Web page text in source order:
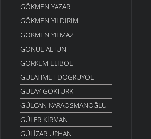
GÖKMEN YAZAR
GÖKMEN YILDIRIM
GÖKMEN YILMAZ
GÖNÜL ALTUN
GÖRKEM ELIBOL
GÜLAHMET DOGRUYOL
GÜLAY GÖKTÜRK
GÜLCAN KARAOSMANOĞLU
GÜLER KIRMAN
GÜLIZAR URHAN